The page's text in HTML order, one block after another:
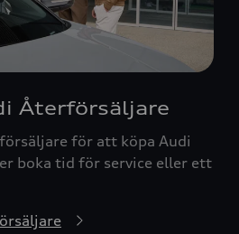
Återförsäljare
för att köpa Audi
boka tid för service eller ett